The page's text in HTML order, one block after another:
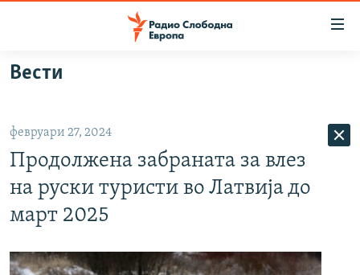
Оди
на
Оди
на
главната
навигација
Премини
на
ВИЗУЕЛНО
ВЕСТИ
ШТО ТРЕБА ДА ЗНАЕТЕ
ПРИЈАВИ СЕ ЗА ЊУЗЛЕТЕР
ПОДКАСТ ЗОШТО?
Вести
февруари 27, 2024
Продолжена забраната за влез
на руски туристи во Латвија до
март 2025